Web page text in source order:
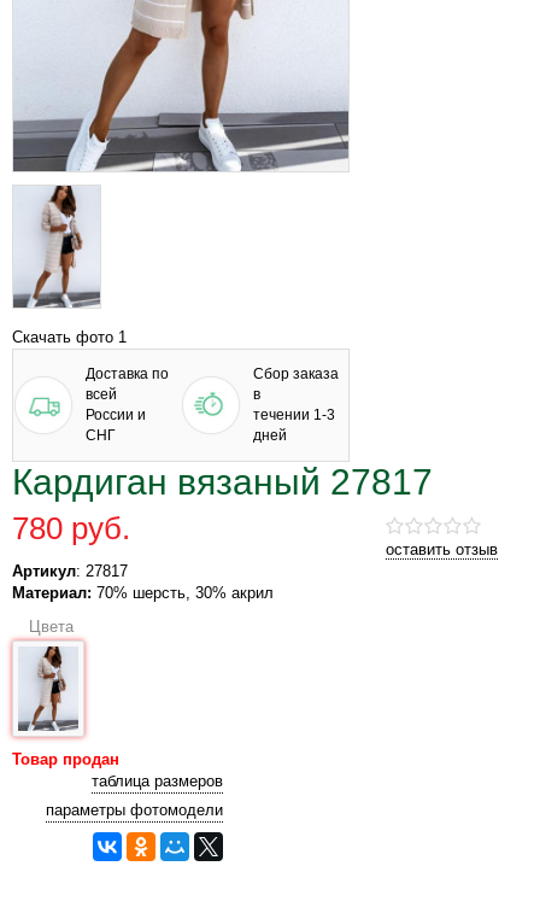
Скачать фото 1
Доставка по
всей
России и
СНГ
Сбор заказа
в
течении 1-3
дней
Кардиган вязаный 27817
оставить отзыв
780 руб.
Артикул: 27817
Материал: 70% шерсть, 30% акрил
Цвета
Товар продан
таблица размеров
параметры фотомодели